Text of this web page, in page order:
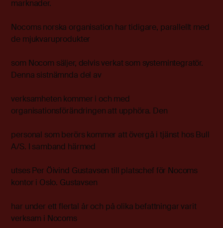
marknader.
Nocoms norska organisation har tidigare, parallellt med
de mjukvaruprodukter
som Nocom säljer, delvis verkat som systemintegratör.
Denna sistnämnda del av
verksamheten kommer i och med
organisationsförändringen att upphöra. Den
personal som berörs kommer att övergå i tjänst hos Bull
A/S. I samband härmed
utses Per Öivind Gustavsen till platschef för Nocoms
kontor i Oslo. Gustavsen
har under ett flertal år och på olika befattningar varit
verksam i Nocoms